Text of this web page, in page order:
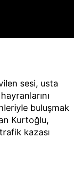
sesi, usta
buluşmak
Kurtoğlu,
kazası